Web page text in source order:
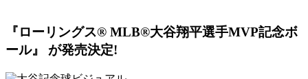
『ローリングス® MLB®大谷翔平選手MVP記念ボ
ール』 が発売決定!